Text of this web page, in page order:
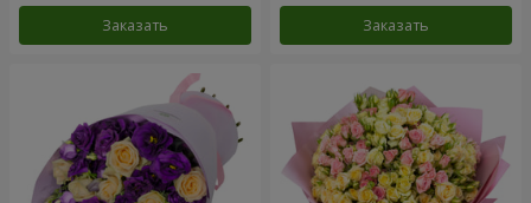
Заказать Заказать